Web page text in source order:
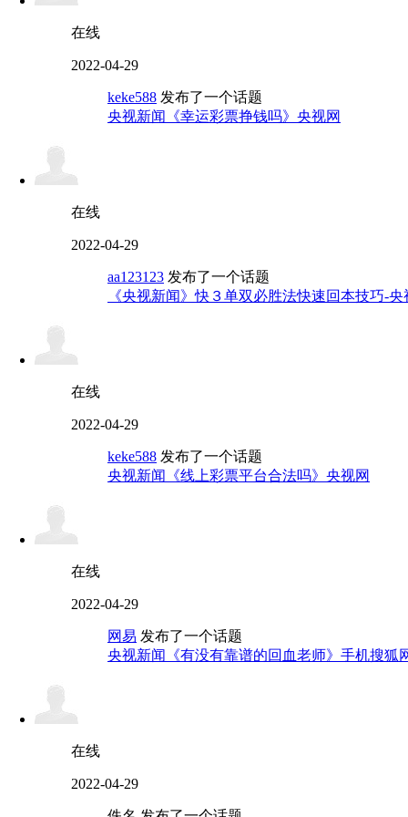
在线
2022-04-29
keke588 发布了一个话题
央视新闻《幸运彩票挣钱吗》央视网
在线
2022-04-29
aa123123 发布了一个话题
《央视新闻》快３单双必胜法快速回本技巧-央
在线
2022-04-29
keke588 发布了一个话题
央视新闻《线上彩票平台合法吗》央视网
在线
2022-04-29
网易 发布了一个话题
央视新闻《有没有靠谱的回血老师》手机搜狐
在线
2022-04-29